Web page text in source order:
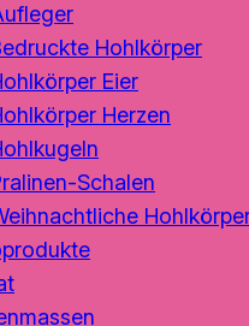
Hohlkörper
Eier
Herzen
Schalen